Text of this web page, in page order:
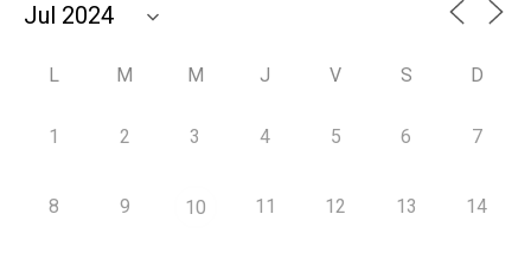
L M M J V S D
1 2 3 4 5 6 7
8 9 10 11 12 13 14